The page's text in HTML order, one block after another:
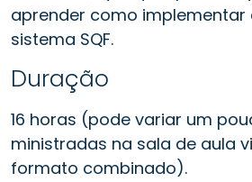
aprender como implementar
sistema SQF.
Duração
16 horas (pode variar um
ministradas na sala de aula
formato combinado).